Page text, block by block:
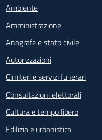
Ambiente
Amministrazione
Anagrafe e stato civile
Autorizzazioni
Cimiteri e servizi funerari
Consultazioni elettorali
Cultura e tempo libero
Edilizia e urbanistica